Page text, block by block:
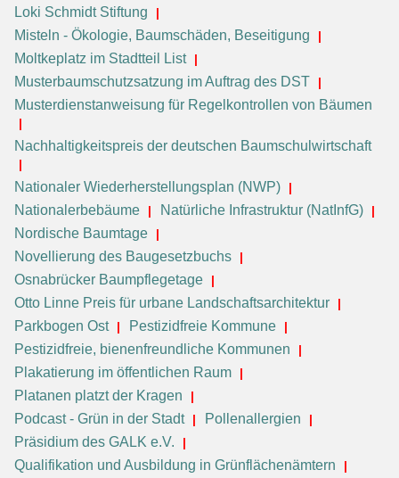
Loki Schmidt Stiftung
Misteln - Ökologie, Baumschäden, Beseitigung
Moltkeplatz im Stadtteil List
Musterbaumschutzsatzung im Auftrag des DST
Musterdienstanweisung für Regelkontrollen von Bäumen
Nachhaltigkeitspreis der deutschen Baumschulwirtschaft
Nationaler Wiederherstellungsplan (NWP)
Nationalerbebäume
Natürliche Infrastruktur (NatInfG)
Nordische Baumtage
Novellierung des Baugesetzbuchs
Osnabrücker Baumpflegetage
Otto Linne Preis für urbane Landschaftsarchitektur
Parkbogen Ost
Pestizidfreie Kommune
Pestizidfreie, bienenfreundliche Kommunen
Plakatierung im öffentlichen Raum
Platanen platzt der Kragen
Podcast - Grün in der Stadt
Pollenallergien
Präsidium des GALK e.V.
Qualifikation und Ausbildung in Grünflächenämtern